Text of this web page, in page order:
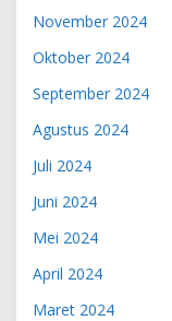
November 2024
Oktober 2024
September 2024
Agustus 2024
Juli 2024
Juni 2024
Mei 2024
April 2024
Maret 2024